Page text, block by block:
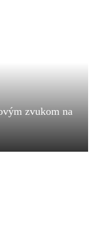
zvukom na